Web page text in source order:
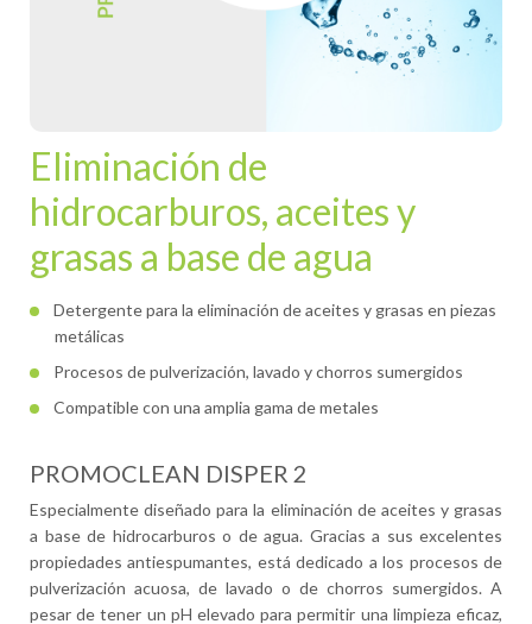
Eliminación de
hidrocarburos, aceites y
grasas a base de agua
Detergente para la eliminación de aceites y grasas en piezas
metálicas
Procesos de pulverización, lavado y chorros sumergidos
Compatible con una amplia gama de metales
PROMOCLEAN DISPER 2
Especialmente diseñado para la eliminación de aceites y grasas
a base de hidrocarburos o de agua. Gracias a sus excelentes
propiedades antiespumantes, está dedicado a los procesos de
pulverización acuosa, de lavado o de chorros sumergidos. A
pesar de tener un pH elevado para permitir una limpieza eficaz,